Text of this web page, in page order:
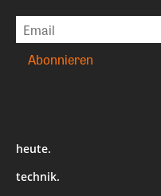
heute.
technik.